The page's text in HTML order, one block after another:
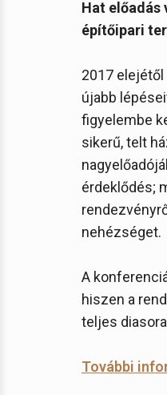
Hat előadás
építőipari
2017
újabb
figyelembe
sikerű, telt
érdeklődés;
nehézséget.
A
hiszen a
teljes
További